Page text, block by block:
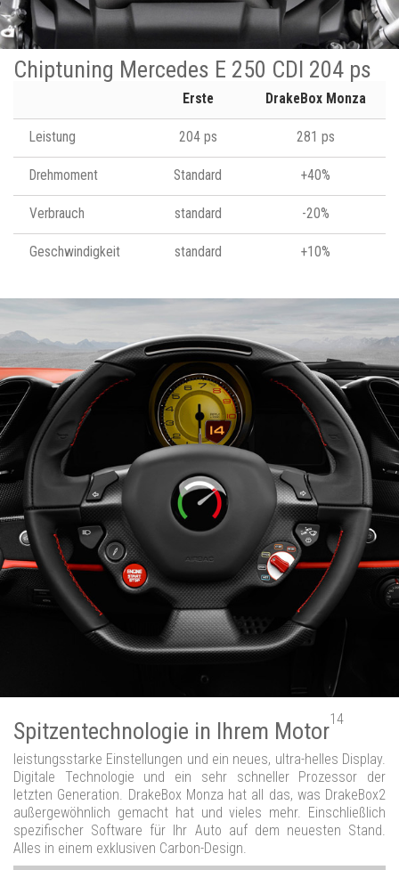
Chiptuning Mercedes E 250 CDI 204 ps
Erste DrakeBox Monza
Leistung 204 ps 281 ps
Drehmoment Standard +40%
Verbrauch standard -20%
Geschwindigkeit standard +10%
Spitzentechnologie in Ihrem Motor14
leistungsstarke Einstellungen und ein neues, ultra-helles Display.
Digitale Technologie und ein sehr schneller Prozessor der
letzten Generation. DrakeBox Monza hat all das, was DrakeBox2
außergewöhnlich gemacht hat und vieles mehr. Einschließlich
spezifischer Software für Ihr Auto auf dem neuesten Stand.
Alles in einem exklusiven Carbon-Design.